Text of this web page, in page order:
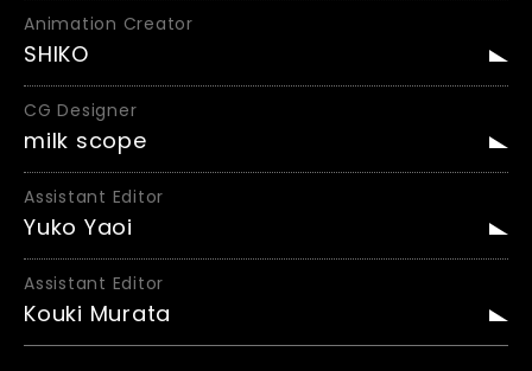
Animation Creator
SHIKO
CG Designer
milk scope
Assistant Editor
Yuko Yaoi
Assistant Editor
Kouki Murata